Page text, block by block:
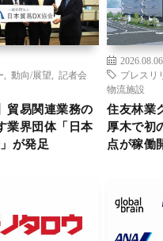
動向/展望
記者会
貿易関連業務の
業界団体「日本
が発足
2026.08.06
プレスリ
物流施設
住友林業
厚木で初
点が稼働